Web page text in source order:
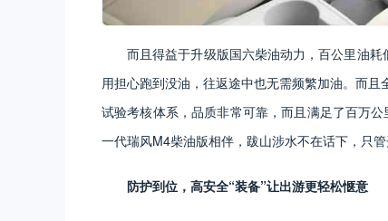
而且得益于升级版国六柴油动力，百公里油
用担心跑到没油，往返途中也无需频繁加油。而
试验考核体系，品质非常可靠，而且满足了百万
一代瑞风M4柴油版相伴，跋山涉水不在话下，只管
防护到位，高安全“装备”让出游更轻松惬意